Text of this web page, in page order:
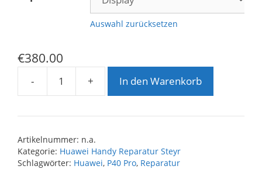
Auswahl zurücksetzen
€380.00
-
Huawei
Pro
Menge
+ In den Warenkorb
Artikelnummer: n.a.
Kategorie: Huawei Handy Reparatur Steyr
Schlagwörter: Huawei, P40 Pro, Reparatur